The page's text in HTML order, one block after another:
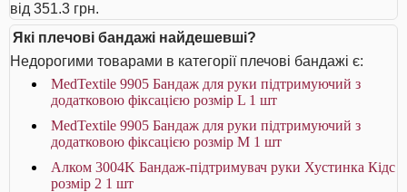
від 351.3 грн.
Які плечові бандажі найдешевші?
Недорогими товарами в категорії плечові бандажі є:
MedTextile 9905 Бандаж для руки підтримуючий з
додатковою фіксацією розмір L 1 шт
MedTextile 9905 Бандаж для руки підтримуючий з
додатковою фіксацією розмір M 1 шт
Алком 3004K Бандаж-підтримувач руки Хустинка Кідс
розмір 2 1 шт